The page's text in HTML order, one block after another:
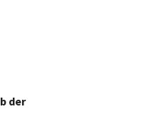
der